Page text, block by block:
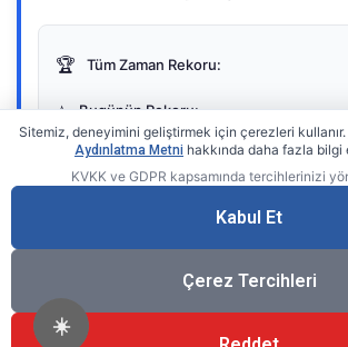
☀️
🏆 Tüm Zaman Rekoru:
⭐ Bugünün Rekoru:
Gerçek zamanlı sayaç
Sitemiz, deneyimini geliştirmek için çerezleri kullanır.
Aydınlatma Metni hakkında daha fazla bilgi
KVKK ve GDPR kapsamında tercihlerinizi
Kabul Et
Çerez Tercihleri